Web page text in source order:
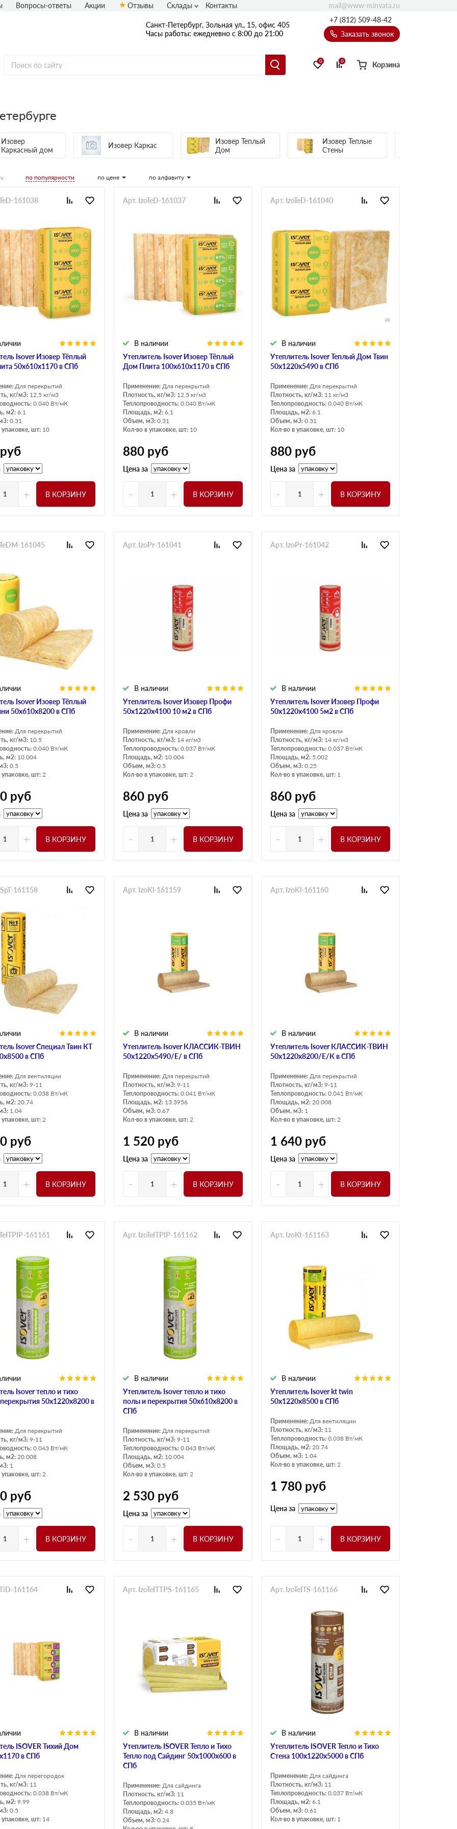
Санкт-Петербург, Зольная ул., 15, офис 405
Часы работы: ежедневно с 8:00 до 21:00
+7 (812) 509-48-42
Заказать звонок
0 0 Корзина
Вопросы-ответы Акции Отзывы Склады Контакты mail@www-minvata.ru
Изовер
Каркасный дом
Изовер Каркас
Изовер Теплый
Дом
Изовер Теплые
Стены
по популярности по цене по алфавиту
Isover Изовер Тёплый
50х610х1170 в СПб
161038
Для перекрытий
кг/м3: 12,5 кг/м3
0.040 Вт/мК
м2:6.1
0.31
упаковке, шт: 10
руб
+ В КОРЗИНУ
Утеплитель Isover Изовер Тёплый
Дом Плита 100х610х1170 в СПб
В наличии
Арт. IzoTeD-161037
Применение: Для перекрытий
Плотность, кг/м3: 12,5 кг/м3
Теплопроводность: 0.040 Вт/мК
Площадь, м2: 6.1
Объем, м3: 0.31
Кол-во в упаковке, шт: 10
880 руб
Цена за
- + В КОРЗИНУ
Утеплитель Isover Теплый Дом Твин
50х1220х5490 в СПб
В наличии
Арт. IzoTeD-161040
Применение: Для перекрытий
Плотность, кг/м3: 11 кг/м3
Теплопроводность: 0.040 Вт/мК
Площадь, м2: 6.1
Объем, м3: 0.31
Кол-во в упаковке, шт: 10
880 руб
Цена за
- + В КОРЗИНУ
Isover Изовер Тёплый
50х610х8200 в СПб
161045
Для перекрытий
кг/м3: 10.5
0.040 Вт/мК
м2: 10.004
0.5
упаковке, шт: 2
руб
+ В КОРЗИНУ
Утеплитель Isover Изовер Профи
50х1220х4100 10 м2 в СПб
В наличии
Арт. IzoPr-161041
Применение: Для кровли
Плотность, кг/м3: 14 кг/м3
Теплопроводность: 0.037 Вт/мК
Площадь, м2: 10.004
Объем, м3: 0.5
Кол-во в упаковке, шт: 2
860 руб
Цена за
- + В КОРЗИНУ
Утеплитель Isover Изовер Профи
50х1220х4100 5м2 в СПб
В наличии
Арт. IzoPr-161042
Применение: Для кровли
Плотность, кг/м3: 14 кг/м3
Теплопроводность: 0.037 Вт/мК
Площадь, м2: 5.002
Объем, м3: 0.25
Кол-во в упаковке, шт: 1
860 руб
Цена за
- + В КОРЗИНУ
Isover Специал Твин КТ
в СПб
161158
Для вентиляции
кг/м3: 9-11
0.038 Вт/мК
м2:20.74
1.04
упаковке, шт: 2
руб
+ В КОРЗИНУ
Утеплитель Isover КЛАССИК-ТВИН
50х1220х5490/Е/ в СПб
В наличии
Арт. IzoKl-161159
Применение: Для перекрытий
Плотность, кг/м3: 9-11
Теплопроводность: 0.041 Вт/мК
Площадь, м2: 13.3956
Объем, м3: 0.67
Кол-во в упаковке, шт: 2
1 520 руб
Цена за
- + В КОРЗИНУ
Утеплитель Isover КЛАССИК-ТВИН
50х1220х8200/Е/К в СПб
В наличии
Арт. IzoKl-161160
Применение: Для перекрытий
Плотность, кг/м3: 9-11
Теплопроводность: 0.041 Вт/мК
Площадь, м2: 20.008
Объем, м3: 1
Кол-во в упаковке, шт: 2
1 640 руб
Цена за
- + В КОРЗИНУ
Isover тепло и тихо
50х1220х8200 в
161161
Для перекрытий
кг/м3: 9-11
0.043 Вт/мК
м2:20.008
1
упаковке, шт: 2
руб
+ В КОРЗИНУ
Утеплитель Isover тепло и тихо
полы и перекрытия 50х610х8200 в
СПб
В наличии
Арт. IzoTeITPIP-161162
Применение: Для перекрытий
Плотность, кг/м3: 9-11
Теплопроводность: 0.043 Вт/мК
Площадь, м2: 10.004
Объем, м3: 0.5
Кол-во в упаковке, шт: 2
2 530 руб
Цена за
- + В КОРЗИНУ
Утеплитель Isover kt twin
50x1220x8500 в СПб
В наличии
Арт. IzoKt-161163
Применение: Для вентиляции
Плотность, кг/м3: 11
Теплопроводность: 0.038 Вт/мК
Площадь, м2: 20.74
Объем, м3: 1.04
Кол-во в упаковке, шт: 2
1 780 руб
Цена за
- + В КОРЗИНУ
ISOVER Тихий Дом
в СПб
161164
Для перегородок
кг/м3: 11
0.038 Вт/мК
м2:9.99
0.5
упаковке, шт: 14
Утеплитель ISOVER Тепло и Тихо
Тепло под Сайдинг 50х1000х600 в
СПб
В наличии
Арт. IzoTeITTPS-161165
Применение: Для сайдинга
Плотность, кг/м3: 11
Теплопроводность: 0.035 Вт/мК
Площадь, м2: 4.8
Объем, м3: 0.24
Утеплитель ISOVER Тепло и Тихо
Стена 100х1220х5000 в СПб
В наличии
Арт. IzoTeITS-161166
Применение: Для сайдинга
Плотность, кг/м3: 11
Теплопроводность: 0.037 Вт/мК
Площадь, м2: 6.1
Объем, м3: 0.61
Кол-во в упаковке, шт: 1